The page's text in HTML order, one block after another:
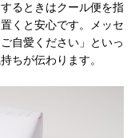
るときはクール便を指
くと安心です。メッセ
自愛ください」といっ
ちが伝わります。